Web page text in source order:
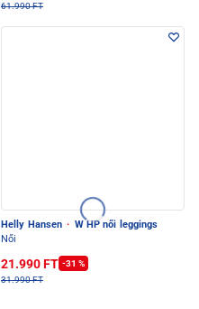
61.990 FT
Helly Hansen · W HP női leggings
Női
21.990 FT -31 %
31.990 FT